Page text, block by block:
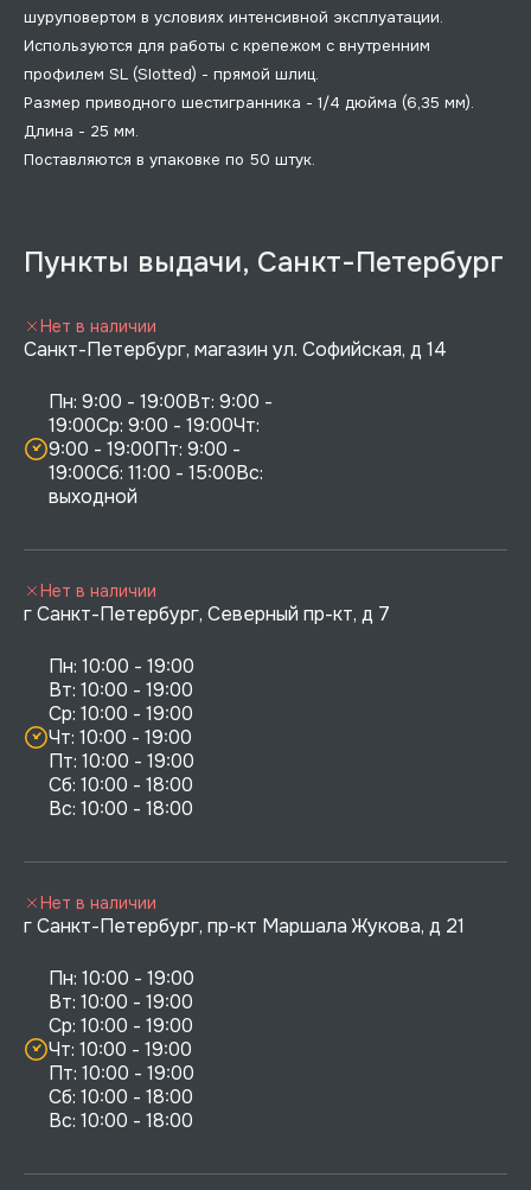
шуруповертом в условиях интенсивной эксплуатации.
Используются для работы с крепежом с внутренним
профилем SL (Slotted) - прямой шлиц.
Размер приводного шестигранника - 1/4 дюйма (6,35 мм).
Длина - 25 мм.
Поставляются в упаковке по 50 штук.
Пункты выдачи, Санкт-Петербург
Санкт-Петербург, магазин ул. Софийская, д 14
Пн: 9:00 - 19:00Вт: 9:00 -
19:00Ср: 9:00 - 19:00Чт:
9:00 - 19:00Пт: 9:00 -
19:00Сб: 11:00 - 15:00Вс:
выходной
Нет в наличии
г Санкт-Петербург, Северный пр-кт, д 7
Пн: 10:00 - 19:00
Вт: 10:00 - 19:00
Ср: 10:00 - 19:00
Чт: 10:00 - 19:00
Пт: 10:00 - 19:00
Сб: 10:00 - 18:00
Нет в наличии
г Санкт-Петербург, пр-кт Маршала Жукова, д 21
Пн: 10:00 - 19:00
Вт: 10:00 - 19:00
Ср: 10:00 - 19:00
Чт: 10:00 - 19:00
Пт: 10:00 - 19:00
Сб: 10:00 - 18:00
Нет в наличии